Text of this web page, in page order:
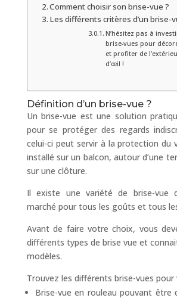
Comment choisir son brise-vue ?
Les différents critères d’un brise-
N’hésitez pas à
brise-vues pour
et profiter de
d’œil !
Définition d’un brise-vue ?
Un brise-vue est une solution
pour se protéger des regards
celui-ci peut servir à la protection du
installé sur un balcon, autour d’une
sur une clôture.
Il existe une variété de brise-vue
marché pour tous les goûts et tous
Avant de faire votre choix, vous
différents types de brise vue et
modèles.
Trouvez les différents brise-vues
Brise-vue en rouleau pouvant être